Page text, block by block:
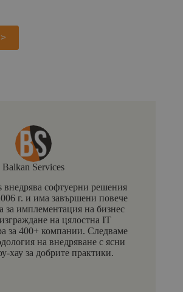
Balkan Services
внедрява софтуерни решения
г. и има завършени повече
за имплементация на бизнес
на цялостна IT
за 400+ компании. Следваме
на внедряване с ясни
хау за добрите практики.